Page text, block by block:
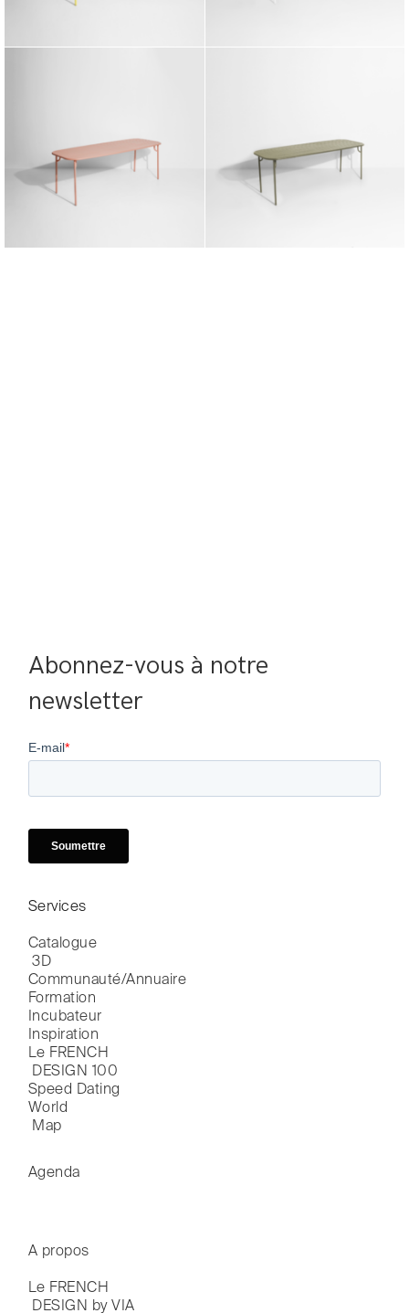
Abonnez-vous à notre
newsletter
Services
Catalogue
3D
Communauté/Annuaire
Formation
Incubateur
Inspiration
Le FRENCH
DESIGN 100
Speed Dating
World
Map
Agenda
A propos
Le FRENCH
DESIGN by VIA